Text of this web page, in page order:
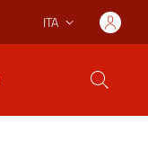
Lingua attiva:
ITA